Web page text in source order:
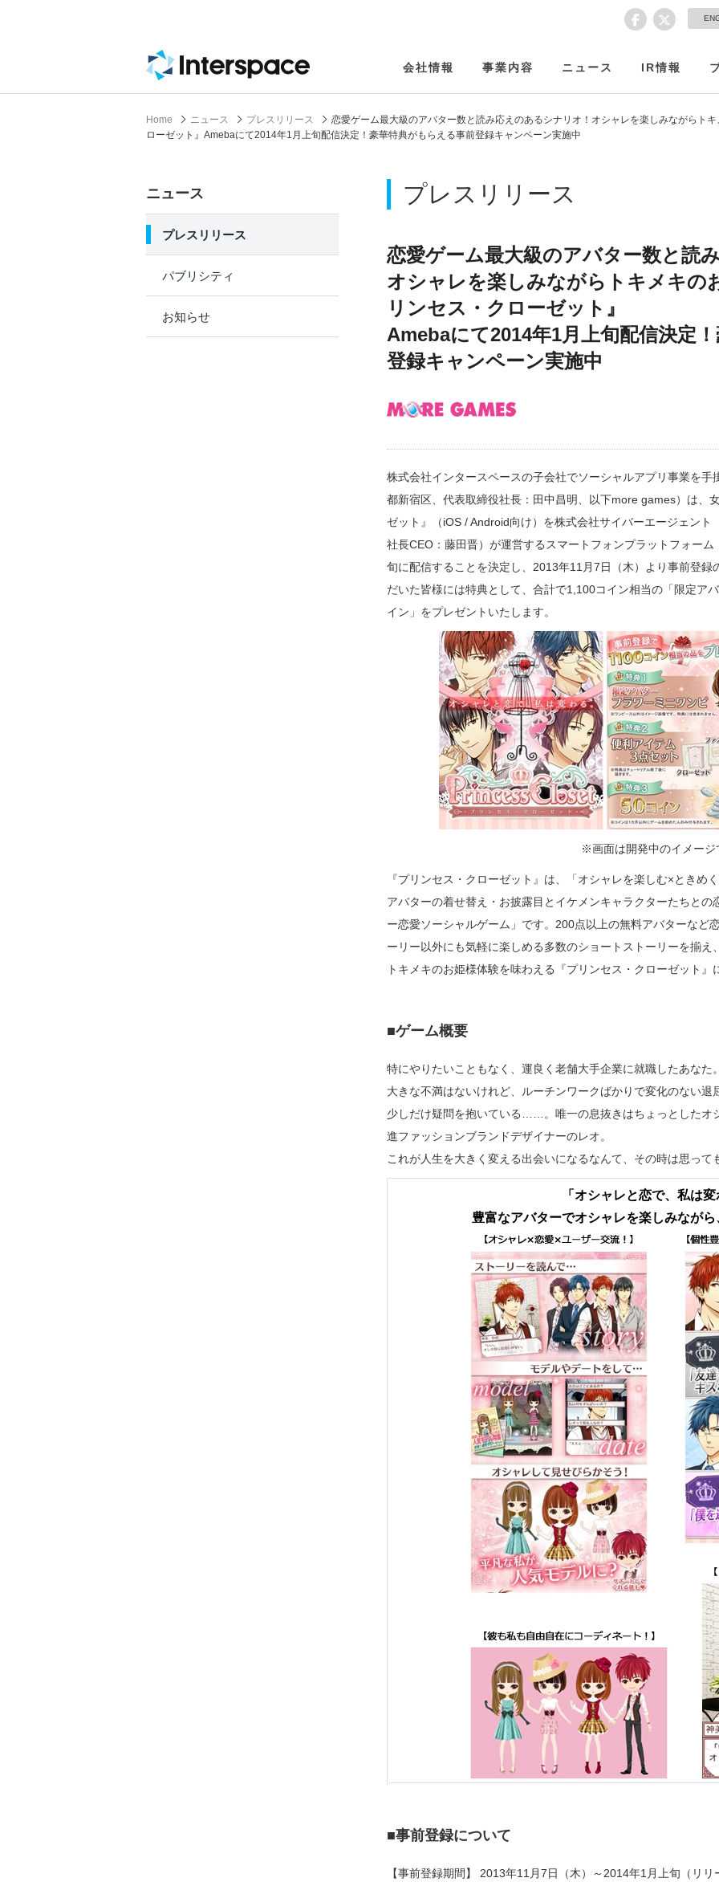
会社情報 事業内容 ニュース IR情報
Home ニュース プレスリリース
恋愛ゲーム最大級のアバター数と読み応えのあるシナリオ！オシャレを楽しみながらト
ローゼット』Amebaにて2014年1月上旬配信決定！豪華特典がもらえる事前登録キャンペーン実施中
プレスリリース
恋愛ゲーム最大級のアバター数と読
オシャレを楽しみながらトキメキの
リンセス・クローゼット』
Amebaにて2014年1月上旬配信決定
登録キャンペーン実施中
株式会社インタースペースの子会社でソーシャルアプリ事業を
都新宿区、代表取締役社長：田中昌明、以下more games）は、
ゼット』（iOS / Android向け）を株式会社サイバーエージェン
社長CEO：藤田晋）が運営するスマートフォンプラットフォー
旬に配信することを決定し、2013年11月7日（木）より事前登録
だいた皆様には特典として、合計で1,100コイン相当の「限定ア
イン」をプレゼントいたします。
※画面は開発中のイメージ
『プリンセス・クローゼット』は、「オシャレを楽しむ×ときめ
アバターの着せ替え・お披露目とイケメンキャラクターたちと
ー恋愛ソーシャルゲーム」です。200点以上の無料アバターなど
ーリー以外にも気軽に楽しめる多数のショートストーリーを揃え
トキメキのお姫様体験を味わえる『プリンセス・クローゼット』
■ゲーム概要
特にやりたいこともなく、運良く老舗大手企業に就職したあなた。
大きな不満はないけれど、ルーチンワークばかりで変化のない退
少しだけ疑問を抱いている……。唯一の息抜きはちょっとしたオ
進ファッションブランドデザイナーのレオ。
これが人生を大きく変える出会いになるなんて、その時は思っ
「オシャレと恋で、私は変
豊富なアバターでオシャレを楽しみながら
■事前登録について
【事前登録期間】 2013年11月7日（木）～2014年1月上旬（リリ
ニュース
プレスリリース
パブリシティ
お知らせ